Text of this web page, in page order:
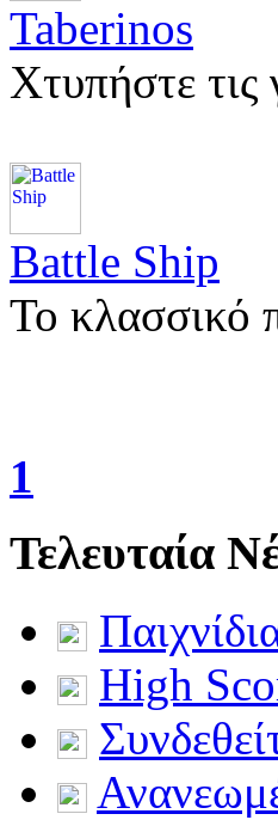
Taberinos
Χτυπήστε
Battle Ship
Το κλασσικό
1
Τελευταία
High